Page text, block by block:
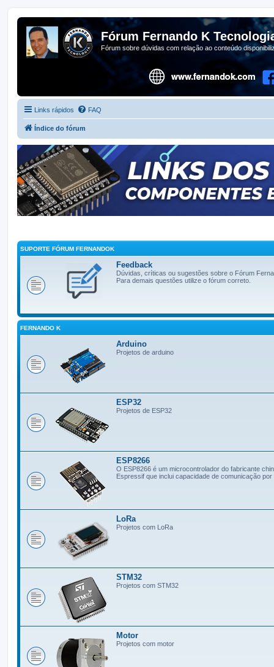
Fórum Fernando K
Fórum sobre dúvidas com relação ao conteúdo
Links rápidos FAQ
Índice do fórum
SUPORTE FÓRUM FERNANDOK
Feedback
Dúvidas, críticas ou sugestões sobre o Fórum
Para demais questões utilize o fórum correto.
FERNANDO K
Arduino
Projetos de arduino
ESP32
Projetos de ESP32
ESP8266
O ESP8266 é um microcontrolador do fabricante
Espressif que inclui capacidade de comunicação por
LoRa
Projetos com LoRa
STM32
Projetos com STM32
Motor
Projetos com motor